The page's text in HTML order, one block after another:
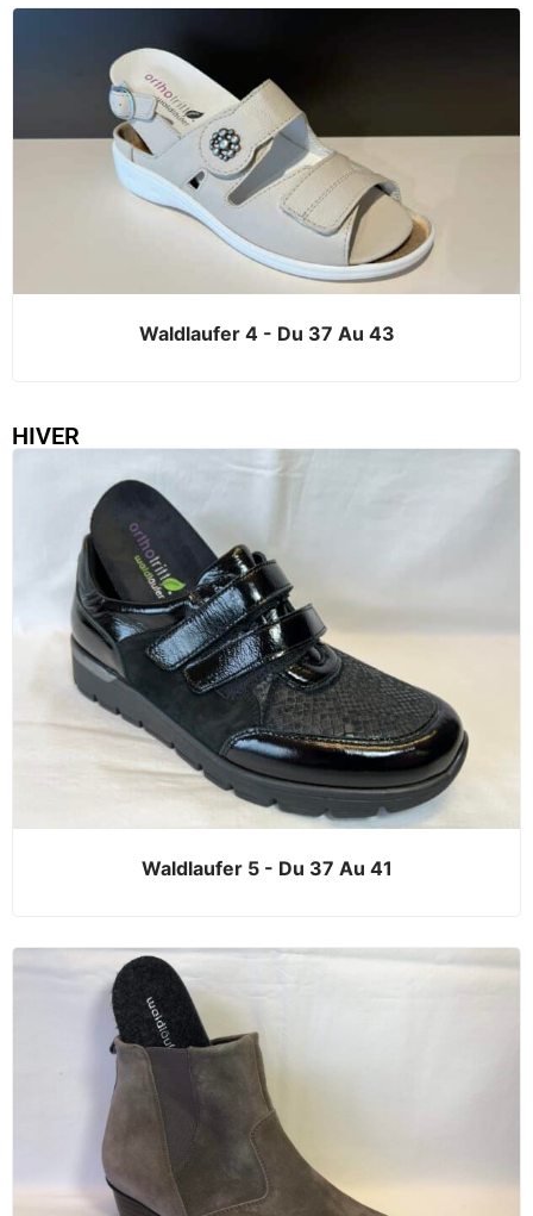
Waldlaufer 4 - Du 37 Au 43
HIVER
Waldlaufer 5 - Du 37 Au 41